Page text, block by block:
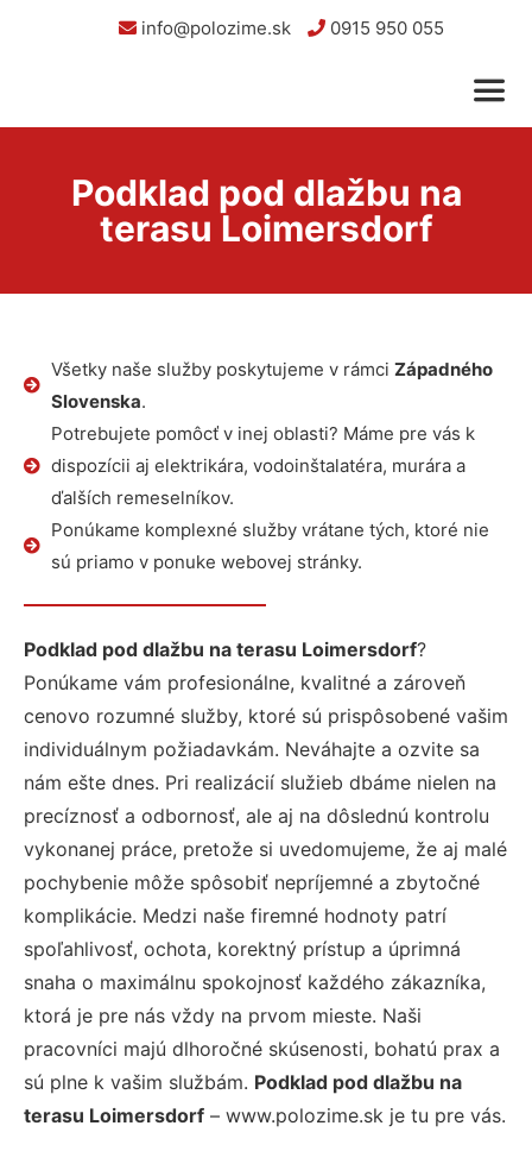
info@polozime.sk 0915 950 055
Podklad pod dlažbu na
terasu Loimersdorf
Všetky naše služby poskytujeme v rámci Západného
Slovenska.
Potrebujete pomôcť v inej oblasti? Máme pre vás k
dispozícii aj elektrikára, vodoinštalatéra, murára a
ďalších remeselníkov.
Ponúkame komplexné služby vrátane tých, ktoré nie
sú priamo v ponuke webovej stránky.
Podklad pod dlažbu na terasu Loimersdorf?
Ponúkame vám profesionálne, kvalitné a zároveň
cenovo rozumné služby, ktoré sú prispôsobené vašim
individuálnym požiadavkám. Neváhajte a ozvite sa
nám ešte dnes. Pri realizácií služieb dbáme nielen na
precíznosť a odbornosť, ale aj na dôslednú kontrolu
vykonanej práce, pretože si uvedomujeme, že aj malé
pochybenie môže spôsobiť nepríjemné a zbytočné
komplikácie. Medzi naše firemné hodnoty patrí
spoľahlivosť, ochota, korektný prístup a úprimná
snaha o maximálnu spokojnosť každého zákazníka,
ktorá je pre nás vždy na prvom mieste. Naši
pracovníci majú dlhoročné skúsenosti, bohatú prax a
sú plne k vašim službám. Podklad pod dlažbu na
terasu Loimersdorf – www.polozime.sk je tu pre vás.